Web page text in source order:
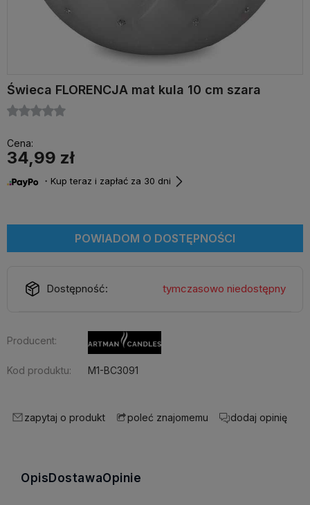
Świeca FLORENCJA mat kula 10 cm szara
Cena:
34,99 zł
・Kup teraz i zapłać za 30 dni
POWIADOM O DOSTĘPNOŚCI
Dostępność: tymczasowo niedostępny
Producent:
Kod produktu: M1-BC3091
zapytaj o produkt poleć znajomemu dodaj opinię
OpisDostawaOpinie